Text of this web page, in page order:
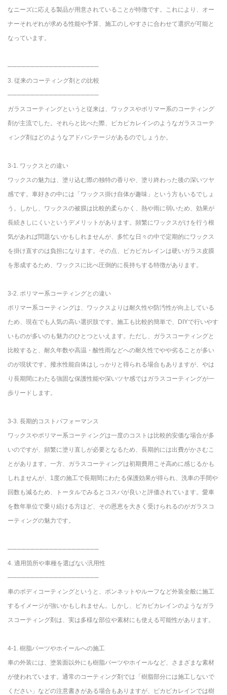
なニーズに応える製品が用意されていることが特徴です。これにより、オー
ナーそれぞれが求める性能や予算、施工のしやすさに合わせて選択が可能と
なっています。
────────────────────
3. 従来のコーティング剤との比較
────────────────────
ガラスコーティングというと従来は、ワックスやポリマー系のコーティング
剤が主流でした。それらと比べた際、ピカピカレインのようなガラスコーテ
ィング剤はどのようなアドバンテージがあるのでしょうか。
3-1. ワックスとの違い
ワックスの魅力は、塗り込む際の独特の香りや、塗り終わった後の深いツヤ
感です。車好きの中には「ワックス掛け自体が趣味」という方もいるでしょ
う。しかし、ワックスの被膜は比較的柔らかく、熱や雨に弱いため、効果が
長続きしにくいというデメリットがあります。頻繁にワックスがけを行う根
気があれば問題ないかもしれませんが、多忙な日々の中で定期的にワックス
を掛け直すのは負担になります。その点、ピカピカレインは硬いガラス皮膜
を形成するため、ワックスに比べ圧倒的に長持ちする特徴があります。
3-2. ポリマー系コーティングとの違い
ポリマー系コーティングは、ワックスよりは耐久性や防汚性が向上している
ため、現在でも人気の高い選択肢です。施工も比較的簡単で、DIYで行いやす
いものが多いのも魅力のひとつといえます。ただし、ガラスコーティングと
比較すると、耐久年数や高温・酸性雨などへの耐久性でやや劣ることが多い
のが現状です。撥水性能自体はしっかりと得られる場合もありますが、やは
り長期間にわたる強固な保護性能や深いツヤ感ではガラスコーティングが一
歩リードします。
3-3. 長期的コストパフォーマンス
ワックスやポリマー系コーティングは一度のコストは比較的安価な場合が多
いのですが、頻繁に塗り直しが必要となるため、長期的には出費がかさむこ
とがあります。一方、ガラスコーティングは初期費用こそ高めに感じるかも
しれませんが、1度の施工で長期間にわたる保護効果が得られ、洗車の手間や
回数も減るため、トータルでみるとコスパが良いと評価されています。愛車
を数年単位で乗り続ける方ほど、その恩恵を大きく受けられるのがガラスコ
ーティングの魅力です。
────────────────────
4. 適用箇所や車種を選ばない汎用性
────────────────────
車のボディコーティングというと、ボンネットやルーフなど外装全般に施工
するイメージが強いかもしれません。しかし、ピカピカレインのようなガラ
スコーティング剤は、実は多様な部位や素材にも使える可能性があります。
4-1. 樹脂パーツやホイールへの施工
車の外装には、塗装面以外にも樹脂パーツやホイールなど、さまざまな素材
が使われています。通常のコーティング剤では「樹脂部分には施工しないで
ください」などの注意書きがある場合もありますが、ピカピカレインでは樹